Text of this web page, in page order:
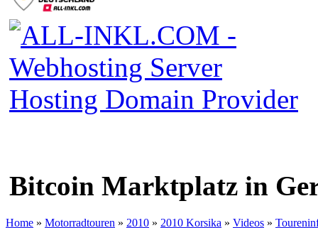
Bitcoin Marktplatz in
Home » Motorradtouren » 2010 » 2010 Korsika » Videos »